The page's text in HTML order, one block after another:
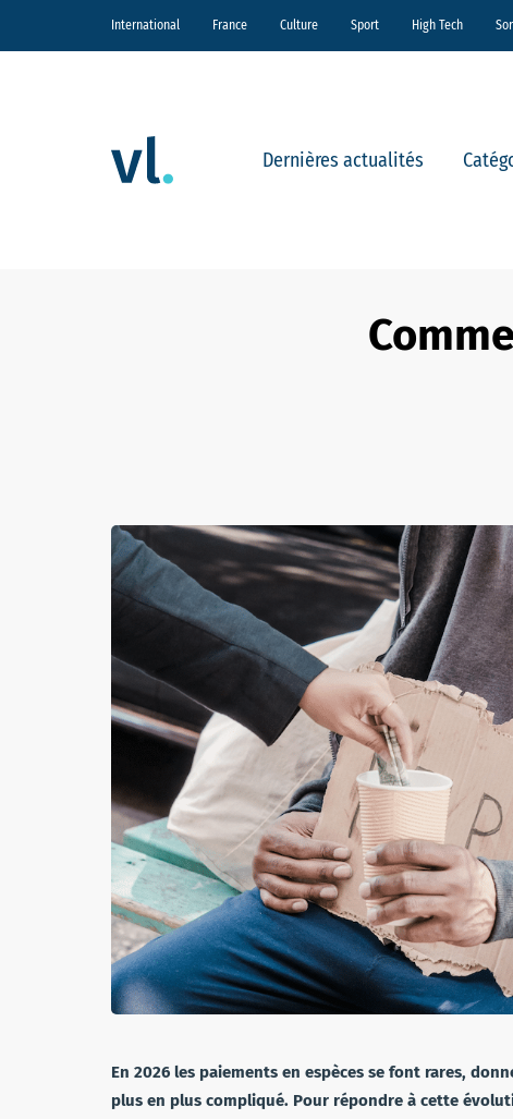
International France Culture Sport High Tech
Dernières actualités
En 2026 les paiements en espèces se font rares,
plus en plus compliqué. Pour répondre à cette